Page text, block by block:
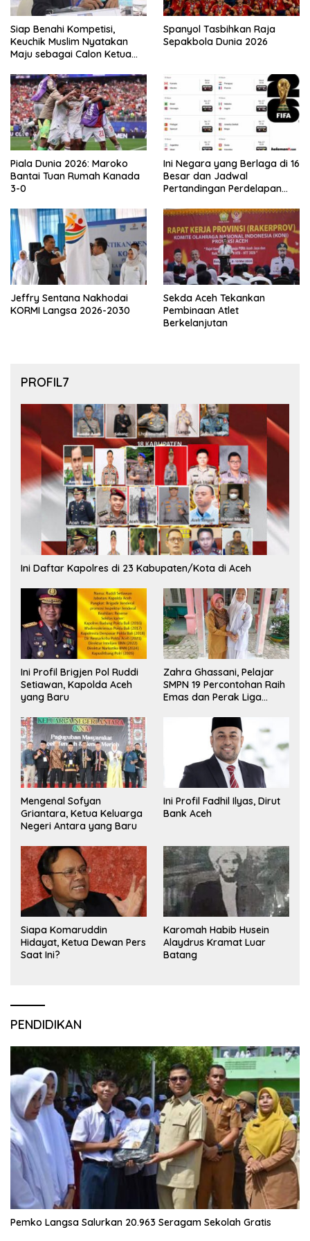
Siap Benahi Kompetisi,
Keuchik Muslim Nyatakan
Maju sebagai Calon Ketua
Spanyol Tasbihkan Raja
Sepakbola Dunia 2026
Piala Dunia 2026: Maroko
Bantai Tuan Rumah Kanada
3-0
Ini Negara yang Berlaga di 16
Besar dan Jadwal
Pertandingan Perdelapan
Jeffry Sentana Nakhodai
KORMI Langsa 2026-2030
Sekda Aceh Tekankan
Pembinaan Atlet
Berkelanjutan
PROFIL7
Ini Daftar Kapolres di 23 Kabupaten/Kota di Aceh
Ini Profil Brigjen Pol Ruddi
Setiawan, Kapolda Aceh
yang Baru
Zahra Ghassani, Pelajar
SMPN 19 Percontohan Raih
Emas dan Perak Liga
Mengenal Sofyan
Griantara, Ketua Keluarga
Negeri Antara yang Baru
Ini Profil Fadhil Ilyas, Dirut
Bank Aceh
Siapa Komaruddin
Hidayat, Ketua Dewan Pers
Saat Ini?
Karomah Habib Husein
Alaydrus Kramat Luar
Batang
PENDIDIKAN
Pemko Langsa Salurkan 20.963 Seragam Sekolah Gratis